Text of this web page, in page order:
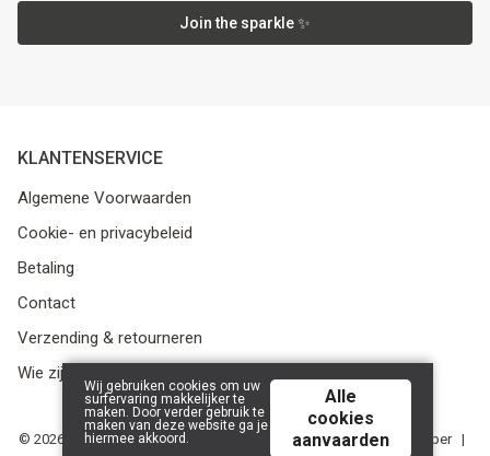
Join the sparkle ✨
KLANTENSERVICE
Algemene Voorwaarden
Cookie- en privacybeleid
Betaling
Contact
Verzending & retourneren
Wie zijn we?
© 2026 Media Service bv - BE 0438 614 796 - RPR Gent, afdeling Ieper |
Wij gebruiken cookies om uw
surfervaring makkelijker te
maken. Door verder gebruik te
maken van deze website ga je
hiermee akkoord.
Alle
cookies
aanvaarden